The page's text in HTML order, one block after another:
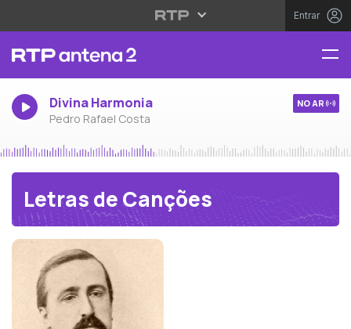
Entrar
Divina Harmonia
Pedro Rafael Costa
NO AR
Letras de Canções